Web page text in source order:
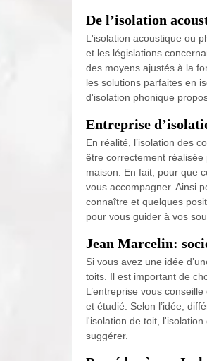
De l’isolation
L'isolation acoustique ou
et les législations
des moyens ajustés à la
les solutions parfaites en
d'isolation phonique
Entreprise
En réalité, l’isolation des
être correctement réalisée
maison. En fait, pour que
vous accompagner. Ainsi
connaître et quelques
pour vous guider à vos
Jean Marcelin:
Si vous avez une idée
toits. Il est important de
L’entreprise vous
et étudié. Selon l’idée,
l'isolation de toit,
suggérer.